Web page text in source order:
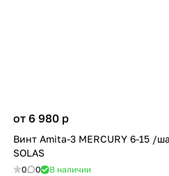
от 6 980 p
Винт Amita-3 MERCURY 6-15 /
SOLAS
0 0 В наличии